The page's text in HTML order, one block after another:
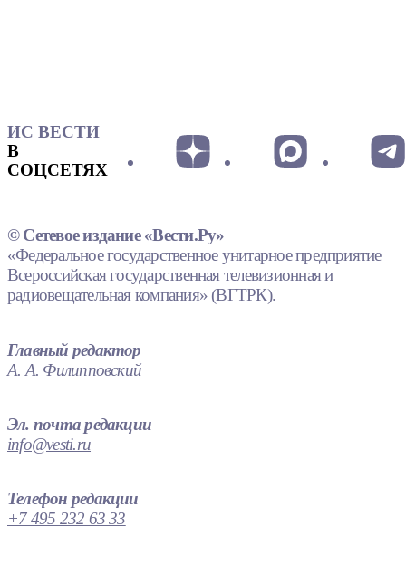
ИС ВЕСТИ
В
СОЦСЕТЯХ
© Сетевое издание «Вести.Ру»
«Федеральное государственное унитарное предприятие
Всероссийская государственная телевизионная и
радиовещательная компания» (ВГТРК).
Главный редактор
А. А. Филипповский
Эл. почта редакции
info@vesti.ru
Телефон редакции
+7 495 232 63 33